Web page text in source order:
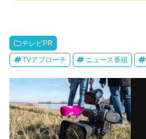
テレビPR
TVアプローチ ニュース番組